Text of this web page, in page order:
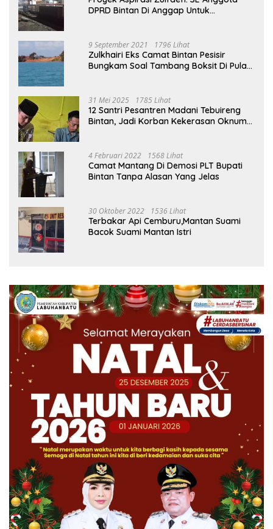
DPRD Bintan Di Anggap Untuk
9 September 2021 1796 Lihat
Zulkhairi Eks Camat Bintan Pesisir
Bungkam Soal Tambang Boksit Di Pulau
31 Mei 2025 1785 Lihat
12 Santri Pesantren Madani Tebuireng
Bintan, Jadi Korban Kekerasan Oknum
4 Februari 2022 1568 Lihat
Camat Mantang Di Demosi PLT Bupati
Bintan Tanpa Alasan Yang Jelas
30 Oktober 2022 1536 Lihat
Terbakar Api Cemburu,Mantan Suami
Bacok Suami Mantan Istri